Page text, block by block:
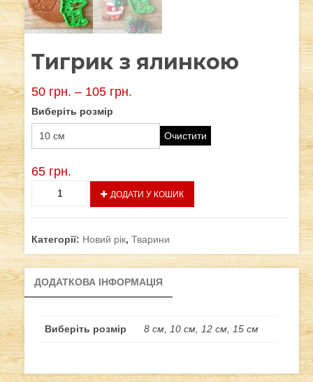
Тигрик з ялинкою
50 грн. – 105 грн.
Виберіть розмір
Очистити
65 грн.
Тигрик
ялинкою
ДОДАТИ У КОШИК
Категорії: Новий рік, Тварини
ДОДАТКОВА ІНФОРМАЦІЯ
Виберіть розмір 8 см, 10 см, 12 см, 15 см